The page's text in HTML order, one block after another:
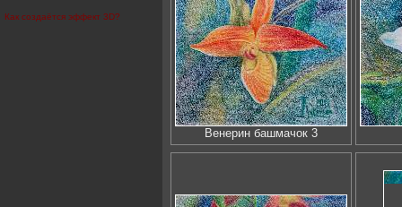
Как создаётся эффект 3D?
Венерин башмачок 3